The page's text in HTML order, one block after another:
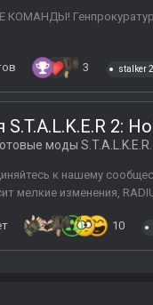
Генпрокуратура
3 stalker 2
2:
моды
к нашему
мелкие изменения,
10